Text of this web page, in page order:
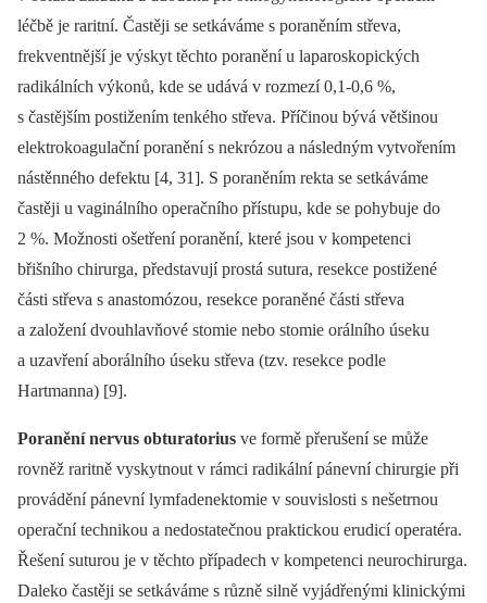
léčbě je raritní. Častěji se setkáváme s poraněním střeva,
frekventnější je výskyt těchto poranění u laparoskopických
radikálních výkonů, kde se udává v rozmezí 0,1-0,6 %,
s častějším postižením tenkého střeva. Příčinou bývá většinou
elektrokoagulační poranění s nekrózou a následným vytvořením
nástěnného defektu [4, 31]. S poraněním rekta se setkáváme
častěji u vaginálního operačního přístupu, kde se pohybuje do
2 %. Možnosti ošetření poranění, které jsou v kompetenci
břišního chirurga, představují prostá sutura, resekce postižené
části střeva s anastomózou, resekce poraněné části střeva
a založení dvouhlavňové stomie nebo stomie orálního úseku
a uzavření aborálního úseku střeva (tzv. resekce podle
Hartmanna) [9].
Poranění nervus obturatorius ve formě přerušení se může
rovněž raritně vyskytnout v rámci radikální pánevní chirurgie při
provádění pánevní lymfadenektomie v souvislosti s nešetrnou
operační technikou a nedostatečnou praktickou erudicí operatéra.
Řešení suturou je v těchto případech v kompetenci neurochirurga.
Daleko častěji se setkáváme s různě silně vyjádřenými klinickými